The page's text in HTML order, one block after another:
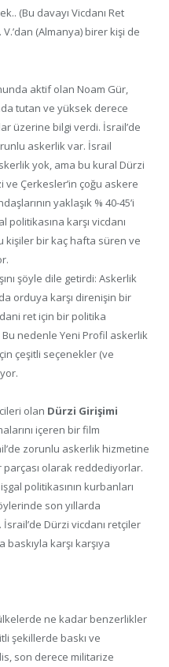
(Bu davayı Vicdanı Ret
(Almanya) birer kişi de
aktif olan Noam Gür,
tutan ve yüksek derece
üzerine bilgi verdi. İsrail’de
askerlik var. İsrail
yok, ama bu kural Dürzi
Çerkesler’in çoğu askere
yaklaşık % 40-45’i
politikasına karşı vicdanı
kişiler bir kaç hafta süren ve
şöyle dile getirdi: Askerlik
orduya karşı direnişin bir
ret için bir politika
Bu nedenle Yeni Profil askerlik
çeşitli seçenekler (ve
olan Dürzi Girişimi
içeren bir film
zorunlu askerlik hizmetine
olarak reddediyorlar.
politikasının kurbanları
son yıllarda
Dürzi vicdanı retçiler
karşı karşıya
ne kadar benzerlikler
şekillerde baskı ve
son derece militarize